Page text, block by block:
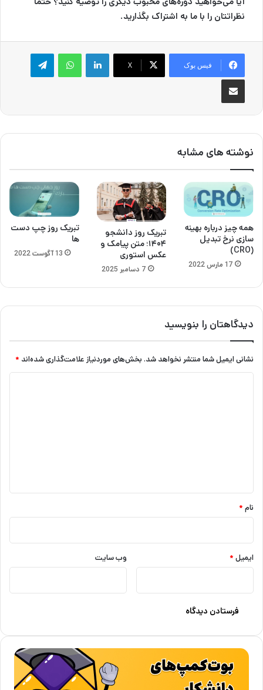
نظراتتان را با ما به اشتراک بگذارید.
فیس بوک X
لینکدینواتس آپ تلگرام
اشتراک گذاری از طریق ایمیل
نوشته های مشابه
همه چیز درباره بهینه
سازی نرخ تبدیل
(CRO)
17 مارس 2022
تبریک روز دانشجو
۱۴۰۴؛ متن پیامک و
عکس استوری
7 دسامبر 2025
تبریک روز چپ دست
ها
13 آگوست 2022
دیدگاهتان را بنویسید
نشانی ایمیل شما منتشر نخواهد شد. بخش‌های موردنیاز علامت‌گذاری شده‌اند *
نام *
ایمیل * وب‌ سایت